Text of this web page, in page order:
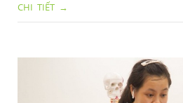
CHI TIẾT →